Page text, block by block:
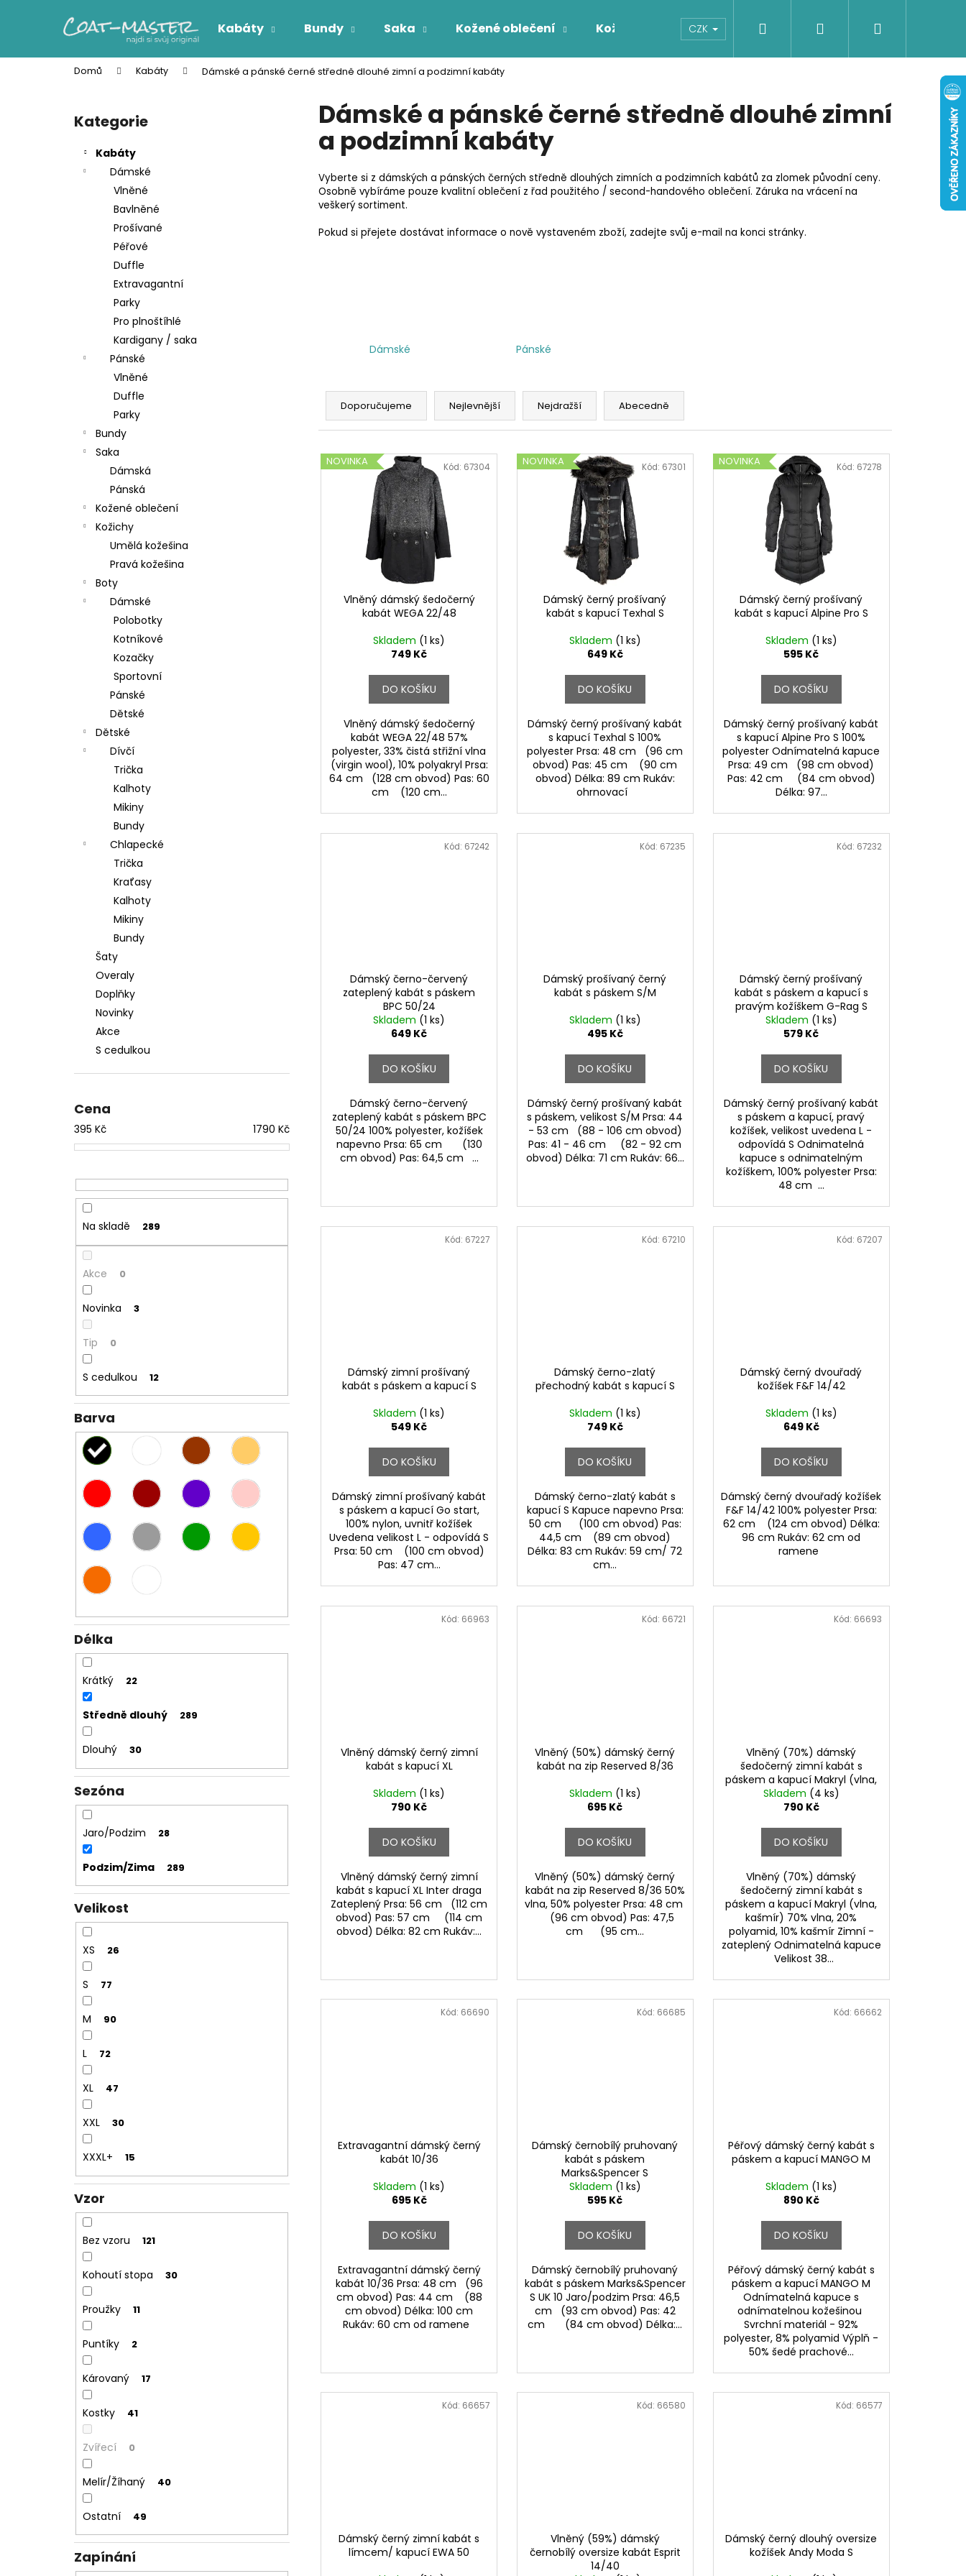
Kabáty Bundy Saka Kožené oblečení Kožichy Boty Dětské
CZK Přihlášení
Domů Kabáty Dámské a pánské černé středně dlouhé zimní a podzimní kabáty
Přeskočit
kategorie
Kategorie
Kabáty
Dámské
Vlněné
Bavlněné
Prošívané
Péřové
Duffle
Extravagantní
Parky
Pro plnoštíhlé
Kardigany / saka
Pánské
Vlněné
Duffle
Parky
Bundy
Saka
Dámská
Pánská
Kožené oblečení
Kožichy
Umělá kožešina
Pravá kožešina
Boty
Dámské
Polobotky
Kotníkové
Kozačky
Sportovní
Pánské
Dětské
Dětské
Dívčí
Trička
Kalhoty
Mikiny
Bundy
Chlapecké
Trička
Kraťasy
Kalhoty
Mikiny
Bundy
Šaty
Overaly
Doplňky
Novinky
Akce
S cedulkou
Cena
395 Kč 1790 Kč
Na skladě 289
Akce 0
Novinka 3
Tip 0
S cedulkou 12
Barva
Délka
Krátký 22
Středně dlouhý 289
Dlouhý 30
Sezóna
Jaro/Podzim 28
Podzim/Zima 289
Velikost
XS 26
S 77
M 90
L 72
XL 47
XXL 30
XXXL+ 15
Vzor
Bez vzoru 121
Kohoutí stopa 30
Proužky 11
Puntíky 2
Károvaný 17
Kostky 41
Zvířecí 0
Melír/Žíhaný 40
Ostatní 49
Zapínání
Dámské a pánské černé středně dlouhé zimní
a podzimní kabáty
Vyberte si z dámských a pánských černých středně dlouhých zimních a podzimních kabátů za zlomek původní ceny.
Osobně vybíráme pouze kvalitní oblečení z řad použitého / second-handového oblečení. Záruka na vrácení na
veškerý sortiment.
Pokud si přejete dostávat informace o nově vystaveném zboží, zadejte svůj e-mail na konci stránky.
Dámské Pánské
Ř
z
n
Doporučujeme Nejlevnější Nejdražší Abecedně
V
ýNOVINKA
Vlněný dámský šedočerný
kabát WEGA 22/48
Skladem (1 ks)
749 Kč
DO KOŠÍKU
Vlněný dámský šedočerný
kabát WEGA 22/48 57%
polyester, 33% čistá střižní vlna
(virgin wool), 10% polyakryl Prsa:
64 cm (128 cm obvod) Pas: 60
cm (120 cm...
Kód: 67304 NOVINKA
Dámský černý prošívaný
kabát s kapucí Texhal S
Skladem (1 ks)
649 Kč
DO KOŠÍKU
Dámský černý prošívaný kabát
s kapucí Texhal S 100%
polyester Prsa: 48 cm (96 cm
obvod) Pas: 45 cm (90 cm
obvod) Délka: 89 cm Rukáv:
ohrnovací
Kód: 67301 NOVINKA
Dámský černý prošívaný
kabát s kapucí Alpine Pro S
Skladem (1 ks)
595 Kč
DO KOŠÍKU
Dámský černý prošívaný kabát
s kapucí Alpine Pro S 100%
polyester Odnímatelná kapuce
Prsa: 49 cm (98 cm obvod)
Pas: 42 cm (84 cm obvod)
Délka: 97...
Kód: 67278
Dámský černo-červený
zateplený kabát s páskem
BPC 50/24
Skladem (1 ks)
649 Kč
DO KOŠÍKU
Dámský černo-červený
zateplený kabát s páskem BPC
50/24 100% polyester, kožíšek
napevno Prsa: 65 cm (130
cm obvod) Pas: 64,5 cm ...
Kód: 67242
Dámský prošívaný černý
kabát s páskem S/M
Skladem (1 ks)
495 Kč
DO KOŠÍKU
Dámský černý prošívaný kabát
s páskem, velikost S/M Prsa: 44
- 53 cm (88 - 106 cm obvod)
Pas: 41 - 46 cm (82 - 92 cm
obvod) Délka: 71 cm Rukáv: 66...
Kód: 67235
Dámský černý prošívaný
kabát s páskem a kapucí s
pravým kožíškem G-Rag S
Skladem (1 ks)
579 Kč
DO KOŠÍKU
Dámský černý prošívaný kabát
s páskem a kapucí, pravý
kožíšek, velikost uvedena L -
odpovídá S Odnimatelná
kapuce s odnimatelným
kožíškem, 100% polyester Prsa:
48 cm ...
Kód: 67232
Dámský zimní prošívaný
kabát s páskem a kapucí S
Skladem (1 ks)
549 Kč
DO KOŠÍKU
Dámský zimní prošívaný kabát
s páskem a kapucí Go start,
100% nylon, uvnitř kožíšek
Uvedena velikost L - odpovídá S
Prsa: 50 cm (100 cm obvod)
Pas: 47 cm...
Kód: 67227
Dámský černo-zlatý
přechodný kabát s kapucí S
Skladem (1 ks)
749 Kč
DO KOŠÍKU
Dámský černo-zlatý kabát s
kapucí S Kapuce napevno Prsa:
50 cm (100 cm obvod) Pas:
44,5 cm (89 cm obvod)
Délka: 83 cm Rukáv: 59 cm/ 72
cm...
Kód: 67210
Dámský černý dvouřadý
kožíšek F&F 14/42
Skladem (1 ks)
649 Kč
DO KOŠÍKU
Dámský černý dvouřadý kožíšek
F&F 14/42 100% polyester Prsa:
62 cm (124 cm obvod) Délka:
96 cm Rukáv: 62 cm od
ramene
Kód: 67207
Vlněný dámský černý zimní
kabát s kapucí XL
Skladem (1 ks)
790 Kč
DO KOŠÍKU
Vlněný dámský černý zimní
kabát s kapucí XL Inter draga
Zateplený Prsa: 56 cm (112 cm
obvod) Pas: 57 cm (114 cm
obvod) Délka: 82 cm Rukáv:...
Kód: 66963
Vlněný (50%) dámský černý
kabát na zip Reserved 8/36
Skladem (1 ks)
695 Kč
DO KOŠÍKU
Vlněný (50%) dámský černý
kabát na zip Reserved 8/36 50%
vlna, 50% polyester Prsa: 48 cm
(96 cm obvod) Pas: 47,5
cm (95 cm...
Kód: 66721
Vlněný (70%) dámský
šedočerný zimní kabát s
páskem a kapucí Makryl (vlna,
kašmír) 38, 46, 48
Skladem (4 ks)
790 Kč
DO KOŠÍKU
Vlněný (70%) dámský
šedočerný zimní kabát s
páskem a kapucí Makryl (vlna,
kašmír) 70% vlna, 20%
polyamid, 10% kašmír Zimní -
zateplený Odnimatelná kapuce
Velikost 38...
Kód: 66693
Extravagantní dámský černý
kabát 10/36
Skladem (1 ks)
695 Kč
DO KOŠÍKU
Extravagantní dámský černý
kabát 10/36 Prsa: 48 cm (96
cm obvod) Pas: 44 cm (88
cm obvod) Délka: 100 cm
Rukáv: 60 cm od ramene
Kód: 66690
Dámský černobílý pruhovaný
kabát s páskem
Marks&Spencer S
Skladem (1 ks)
595 Kč
DO KOŠÍKU
Dámský černobílý pruhovaný
kabát s páskem Marks&Spencer
S UK 10 Jaro/podzim Prsa: 46,5
cm (93 cm obvod) Pas: 42
cm (84 cm obvod) Délka:...
Kód: 66685
Péřový dámský černý kabát s
páskem a kapucí MANGO M
Skladem (1 ks)
890 Kč
DO KOŠÍKU
Péřový dámský černý kabát s
páskem a kapucí MANGO M
Odnímatelná kapuce s
odnímatelnou kožešinou
Svrchní materiál - 92%
polyester, 8% polyamid Výplň -
50% šedé prachové...
Kód: 66662
Dámský černý zimní kabát s
límcem/ kapucí EWA 50
Kód: 66657
Vlněný (59%) dámský
černobílý oversize kabát Esprit
14/40
Kód: 66580
Dámský černý dlouhý oversize
kožíšek Andy Moda S
Kód: 66577
í
Zpět
do
obchodu
Zpět
do
obchodu
Co potřebujete najít?
HLEDAT